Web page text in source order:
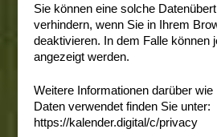
Sie können eine solche
verhindern, wenn Sie in Ihrem
deaktivieren. In dem Falle können
angezeigt werden.
Weitere Informationen darüber wie
Daten verwendet finden Sie unter:
https://kalender.digital/c/privacy